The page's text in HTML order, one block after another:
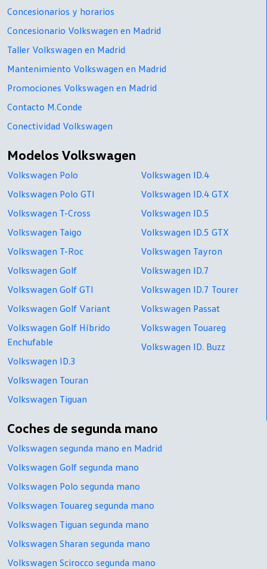
Concesionarios y horarios
Concesionario Volkswagen en Madrid
Taller Volkswagen en Madrid
Mantenimiento Volkswagen en Madrid
Promociones Volkswagen en Madrid
Contacto M.Conde
Conectividad Volkswagen
Modelos Volkswagen
Volkswagen Polo
Volkswagen Polo GTI
Volkswagen T-Cross
Volkswagen Taigo
Volkswagen T-Roc
Volkswagen Golf
Volkswagen Golf GTI
Volkswagen Golf Variant
Volkswagen Golf Híbrido
Enchufable
Volkswagen ID.3
Volkswagen Touran
Volkswagen Tiguan
Volkswagen ID.4
Volkswagen ID.4 GTX
Volkswagen ID.5
Volkswagen ID.5 GTX
Volkswagen Tayron
Volkswagen ID.7
Volkswagen ID.7 Tourer
Volkswagen Passat
Volkswagen Touareg
Volkswagen ID. Buzz
Coches de segunda mano
Volkswagen segunda mano en Madrid
Volkswagen Golf segunda mano
Volkswagen Polo segunda mano
Volkswagen Touareg segunda mano
Volkswagen Tiguan segunda mano
Volkswagen Sharan segunda mano
Volkswagen Scirocco segunda mano